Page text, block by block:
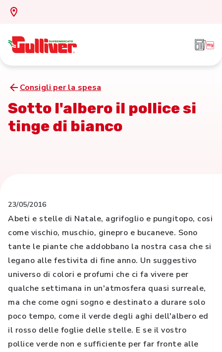
Consigli per la spesa
Sotto l'albero il pollice si
tinge di bianco
23/05/2016
Abeti e stelle di Natale, agrifoglio e pungitopo, cosi
come vischio, muschio, ginepro e bucaneve. Sono
tante le piante che addobbano la nostra casa che si
legano alle festivita di fine anno. Un suggestivo
universo di colori e profumi che ci fa vivere per
qualche settimana in un'atmosfera quasi surreale,
ma che come ogni sogno e destinato a durare solo
poco tempo, come il verde degli aghi dell'albero ed
il rosso delle foglie delle stelle. E se il vostro
pollice verde non e sufficiente per far fronte alle